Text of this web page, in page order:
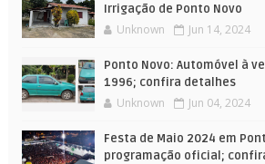
Irrigação de Ponto Novo
Unknown Jun 14, 2024
Ponto Novo: Automóvel à
1996; confira detalhes
Unknown Jun 04, 2024
Festa de Maio 2024 em
programação oficial;